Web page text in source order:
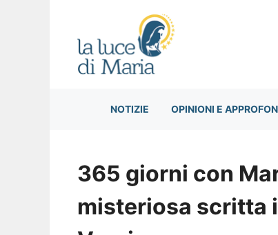
NOTIZIE OPINIONI E
365 giorni con
misteriosa scritta